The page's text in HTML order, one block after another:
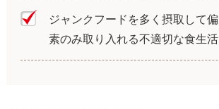
ジャンクフードを多く摂取して
素のみ取り入れる不適切な食生活